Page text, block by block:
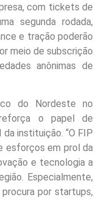
com tickets de
segunda rodada,
e tração poderão
meio de subscrição
anônimas de
do Nordeste no
o papel de
instituição. “O FIP
esforços em prol da
e tecnologia a
Especialmente,
procura por startups,